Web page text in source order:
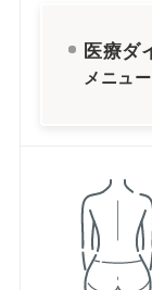
医療ダ
メニュ